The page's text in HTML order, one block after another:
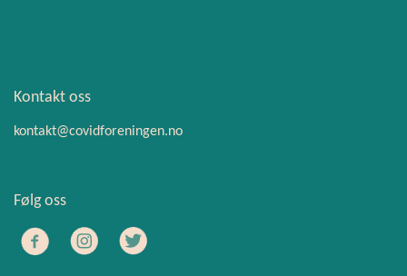
Kontakt oss
kontakt@covidforeningen.no
Følg oss